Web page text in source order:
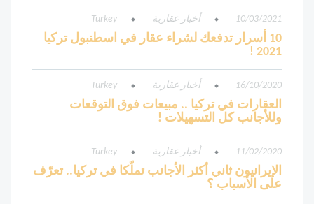
10/03/2021 أخبار عقارية Turkey
10 أسرار تدفعك لشراء عقار في اسطنبول تركيا
2021 !
16/10/2020 أخبار عقارية Turkey
العقارات في تركيا .. مبيعات فوق التوقعات
وللأجانب كل التسهيلات !
11/02/2020 أخبار عقارية Turkey
الإيرانيون ثاني أكثر الأجانب تملّكا في تركيا.. تعرّف
على الأسباب ؟